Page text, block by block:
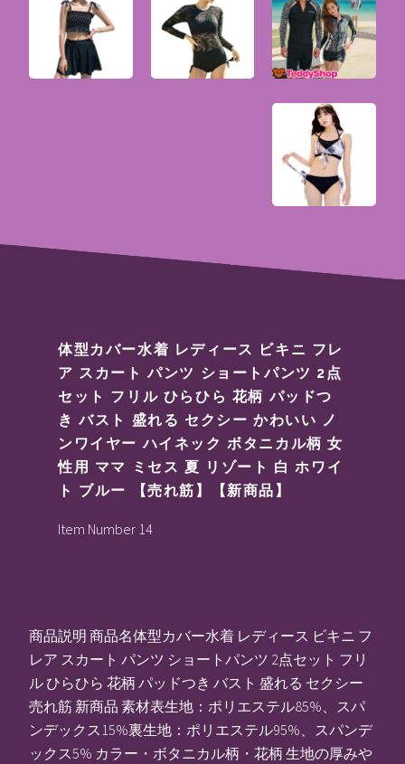
体型カバー水着 レディース ビキニ フレ
ア スカート パンツ ショートパンツ 2点
セット フリル ひらひら 花柄 パッドつ
き バスト 盛れる セクシー かわいい ノ
ンワイヤー ハイネック ボタニカル柄 女
性用 ママ ミセス 夏 リゾート 白 ホワイ
ト ブルー 【売れ筋】【新商品】
Item Number 14
商品説明 商品名体型カバー水着 レディース ビキニ フ
レア スカート パンツ ショートパンツ 2点セット フリ
ル ひらひら 花柄 パッドつき バスト 盛れる セクシー
売れ筋 新商品 素材表生地：ポリエステル85%、スパ
ンデックス15%裏生地：ポリエステル95%、スパンデ
ックス5% カラー・ボタニカル柄・花柄 生地の厚みや